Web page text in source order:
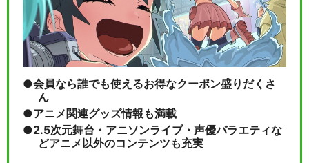
会員なら誰でも使えるお得なクーポン盛りだくさ
ん
アニメ関連グッズ情報も満載
2.5次元舞台・アニソンライブ・声優バラエティな
どアニメ以外のコンテンツも充実